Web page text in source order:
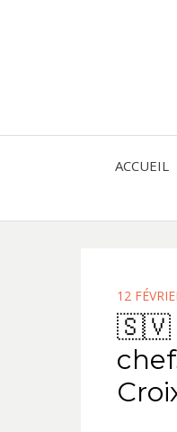
ACCUEIL
POSTED
ON
12
🇸🇻